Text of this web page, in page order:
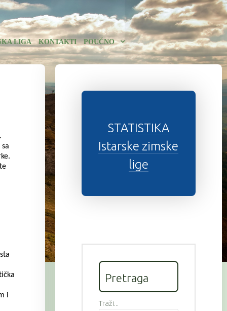
LIGA KONTAKTI POUČNO
i
STATISTIKA
Istarske zimske
lige
Pretraga
Traži...